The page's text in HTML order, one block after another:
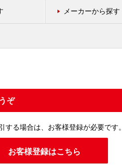
メーカーから探す
ぞ
する場合は、お客様登録が必要です。
お客様登録はこちら